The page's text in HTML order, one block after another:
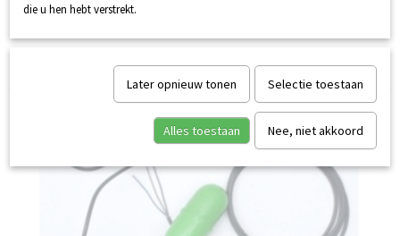
die u hen hebt verstrekt.
Later opnieuw tonen Selectie toestaan
Alles toestaan Nee, niet akkoord